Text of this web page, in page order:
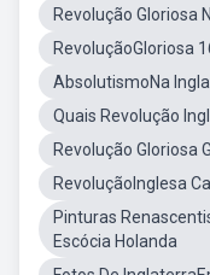
Revolução Gloriosa
RevoluçãoGloriosa
AbsolutismoNa
Quais Revolução
Revolução Gloriosa
RevoluçãoInglesa
Pinturas
Escócia Holanda